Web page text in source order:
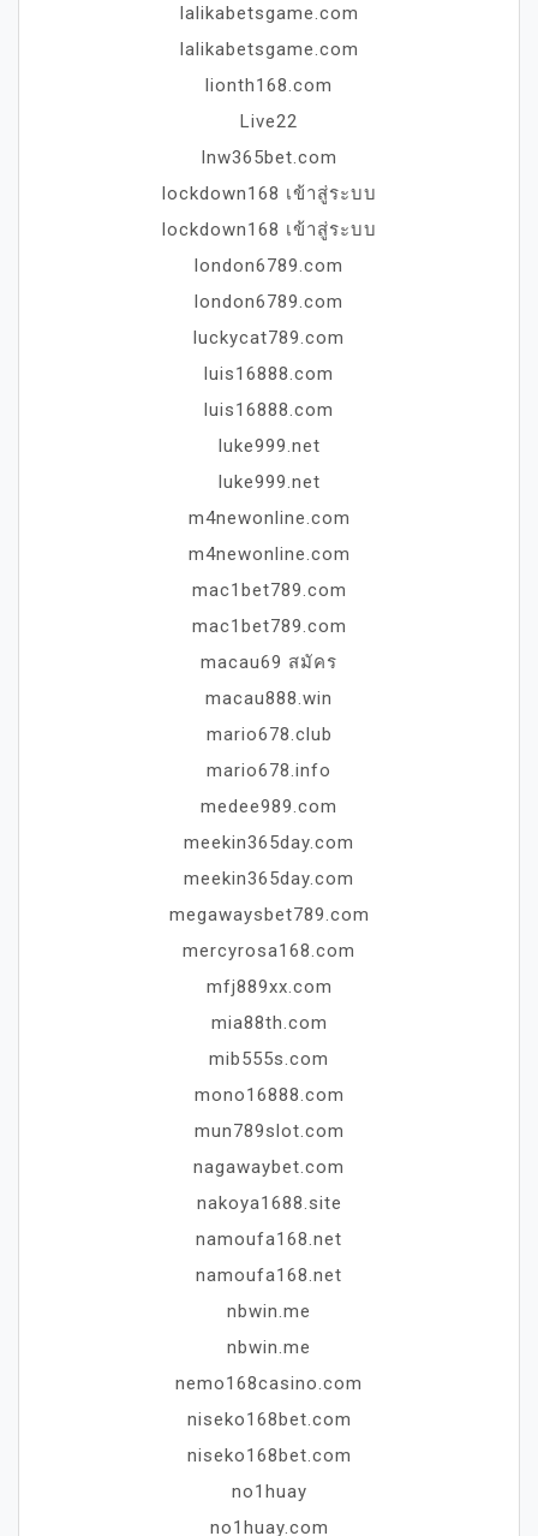
lalikabetsgame.com
lalikabetsgame.com
lionth168.com
Live22
lnw365bet.com
lockdown168 เข้าสู่ระบบ
lockdown168 เข้าสู่ระบบ
london6789.com
london6789.com
luckycat789.com
luis16888.com
luis16888.com
luke999.net
luke999.net
m4newonline.com
m4newonline.com
mac1bet789.com
mac1bet789.com
macau69 สมัคร
macau888.win
mario678.club
mario678.info
medee989.com
meekin365day.com
meekin365day.com
megawaysbet789.com
mercyrosa168.com
mfj889xx.com
mia88th.com
mib555s.com
mono16888.com
mun789slot.com
nagawaybet.com
nakoya1688.site
namoufa168.net
namoufa168.net
nbwin.me
nbwin.me
nemo168casino.com
niseko168bet.com
niseko168bet.com
no1huay
no1huay.com